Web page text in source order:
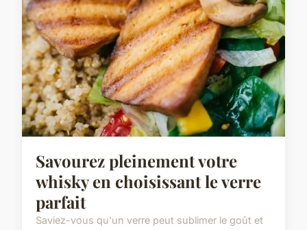
Savourez pleinement votre
whisky en choisissant le verre
parfait
Saviez-vous qu'un verre peut sublimer le goût et